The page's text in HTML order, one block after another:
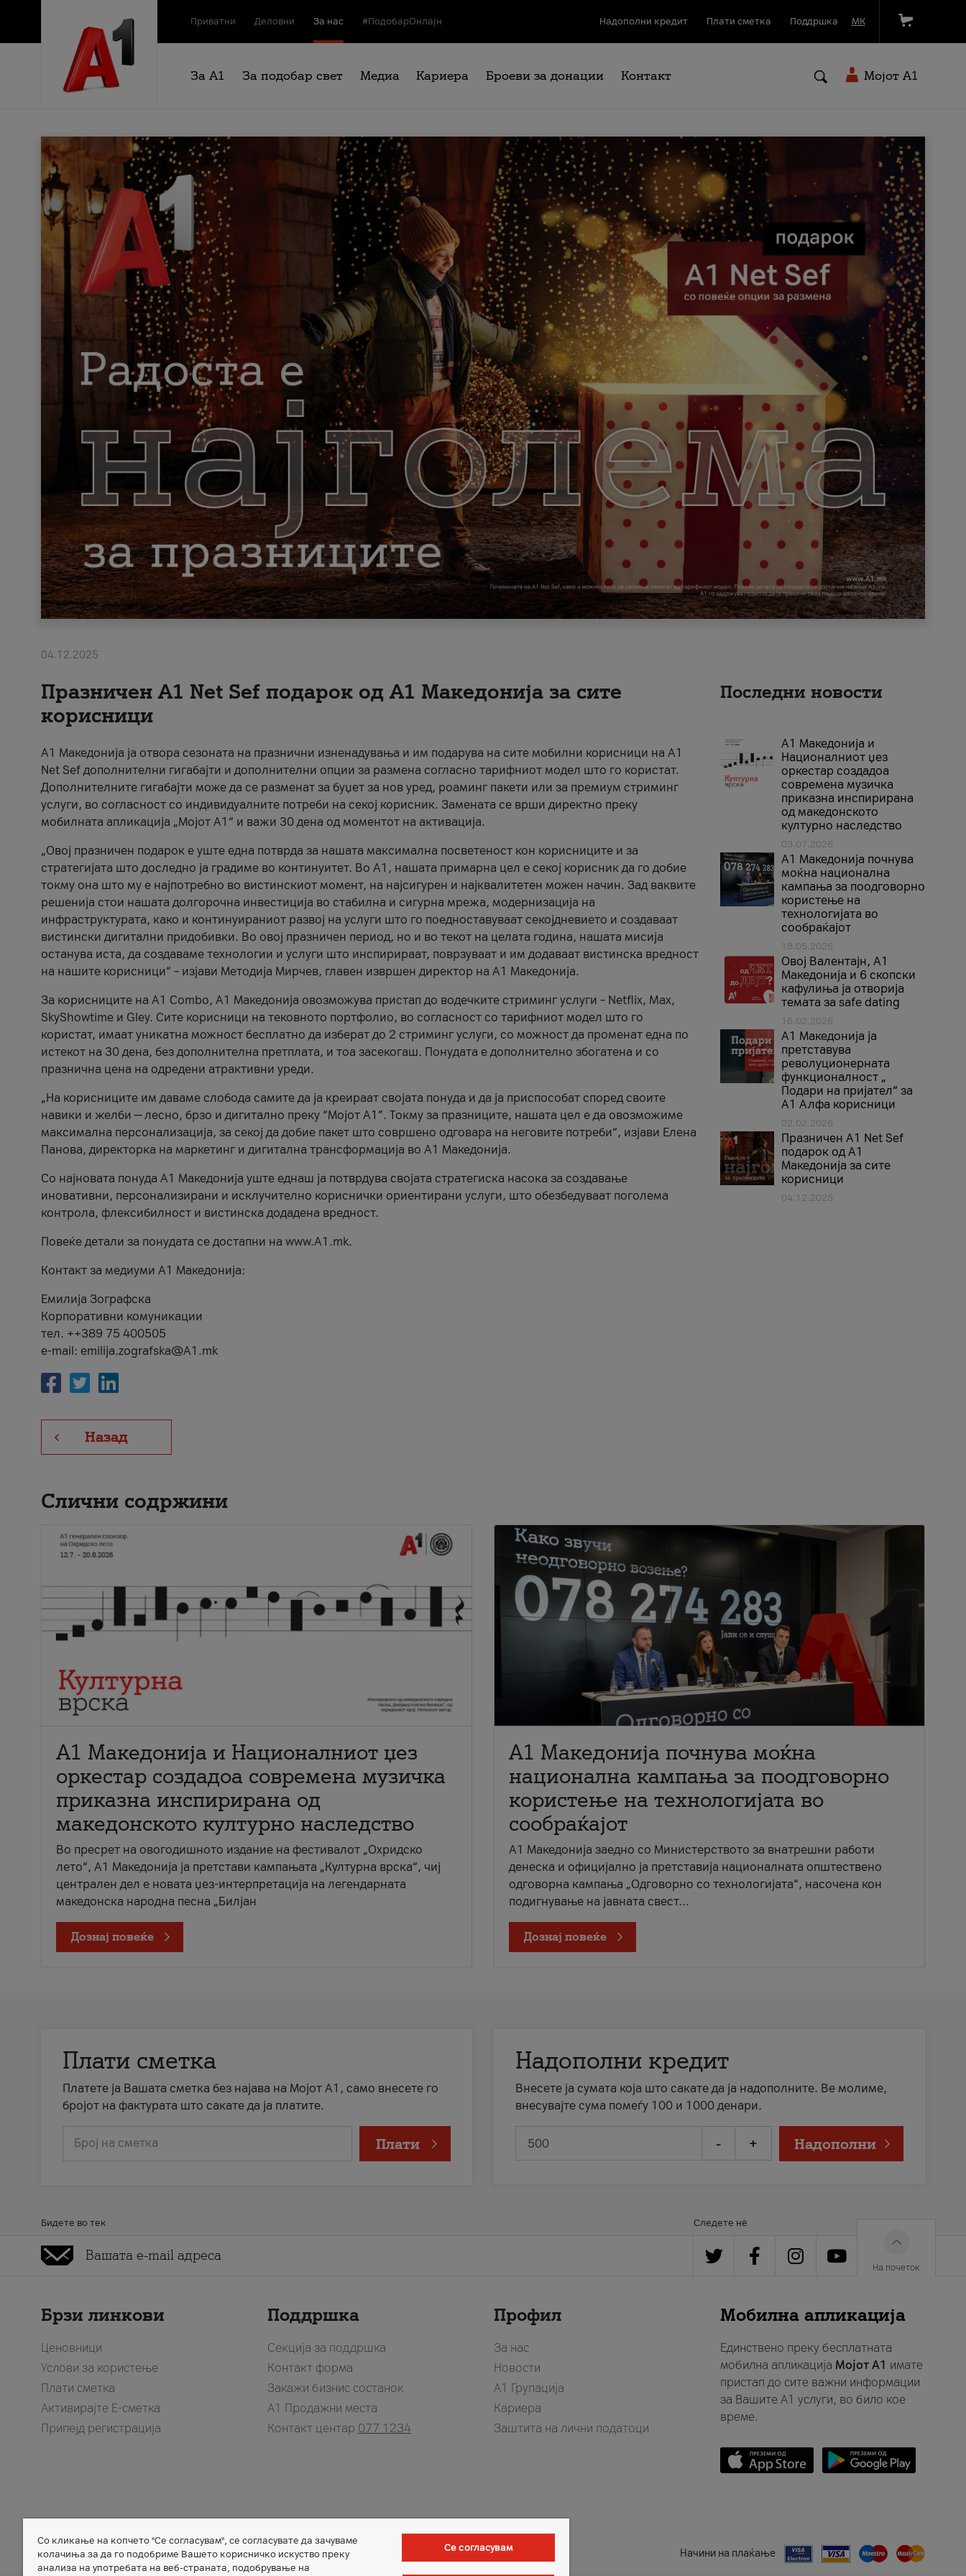
Приватни Деловни За нас #ПодобарОнлајн Надополни кредит Плати сметка Поддршка МК
За А1 За подобар свет Медиа Кариера Броеви за донации Контакт Мојот A1
04.12.2025
Празничен A1 Net Sеf подарок од А1 Македонија за сите
корисници
А1 Македонија ја отвора сезоната на празнични изненадувања и им подарува на сите мобилни корисници на A1
Net Sef дополнителни гигабајти и дополнителни опции за размена согласно тарифниот модел што го користат.
Дополнителните гигабајти може да се разменат за буџет за нов уред, роаминг пакети или за премиум стриминг
услуги, во согласност со индивидуалните потреби на секој корисник. Замената се врши директно преку
мобилната апликација „Мојот А1“ и важи 30 дена од моментот на активација.
„Овој празничен подарок е уште една потврда за нашата максимална посветеност кон корисниците и за
стратегијата што доследно ја градиме во континуитет. Во А1, нашата примарна цел е секој корисник да го добие
токму она што му е најпотребно во вистинскиот момент, на најсигурен и најквалитетен можен начин. Зад ваквите
решенија стои нашата долгорочна инвестиција во стабилна и сигурна мрежа, модернизација на
инфраструктурата, како и континуираниот развој на услуги што го поедноставуваат секојдневието и создаваат
вистински дигитални придобивки. Во овој празничен период, но и во текот на целата година, нашата мисија
останува иста, да создаваме технологии и услуги што инспирираат, поврзуваат и им додаваат вистинска вредност
на нашите корисници“ – изјави Методија Мирчев, главен извршен директор на А1 Македонија.
За корисниците на A1 Combo, А1 Македонија овозможува пристап до водечките стриминг услуги – Netflix, Max,
SkyShowtime и Gley. Сите корисници на тековното портфолио, во согласност со тарифниот модел што го
користат, имаат уникатна можност бесплатно да изберат до 2 стриминг услуги, со можност да променат една по
истекот на 30 дена, без дополнителна претплата, и тоа засекогаш. Понудата е дополнително збогатена и со
празнична цена на одредени атрактивни уреди.
„На корисниците им даваме слобода самите да ја креираат својата понуда и да ја приспособат според своите
навики и желби — лесно, брзо и дигитално преку “Мојот А1”. Токму за празниците, нашата цел е да овозможиме
максимална персонализација, за секој да добие пакет што совршено одговара на неговите потреби“, изјави Елена
Панова, директорка на маркетинг и дигитална трансформација во А1 Македонија.
Со најновата понуда А1 Македонија уште еднаш ја потврдува својата стратегиска насока за создавање
иновативни, персонализирани и исклучително кориснички ориентирани услуги, што обезбедуваат поголема
контрола, флексибилност и вистинска додадена вредност.
Повеќе детали за понудата се достапни на www.А1.mk.
Контакт за медиуми А1 Македонија:
Емилија Зографска
Корпоративни комуникации
тел. ++389 75 400505
e-mail: emilija.zografska@A1.mk
Назад
Последни новости
А1 Македонија и
Националниот џез
оркестар создадоа
современа музичка
приказна инспирирана
од македонското
културно наследство
03.07.2026
A1 Македонија почнува
моќна национална
кампања за поодговорно
користење на
технологијата во
сообраќајот
18.05.2026
Овој Валентајн, A1
Македонија и 6 скопски
кафулиња ја отворија
темата за safe dating
16.02.2026
А1 Македонија ја
претставува
револуционерната
функционалност „
Подари на пријател“ за
А1 Алфа корисници
02.02.2026
Празничен A1 Net Sеf
подарок од А1
Македонија за сите
корисници
04.12.2025
Слични содржини
А1 Македонија и Националниот џез
оркестар создадоа современа музичка
приказна инспирирана од
македонското културно наследство
Во пресрет на овогодишното издание на фестивалот „Охридско
лето“, А1 Македонија ја претстави кампањата „Културна врска“, чиј
централен дел е новата џез-интерпретација на легендарната
македонска народна песна „Билјан
Дознај повеќе
A1 Македонија почнува моќна
национална кампања за поодговорно
користење на технологијата во
сообраќајот
A1 Македонија заедно со Министерството за внатрешни работи
денеска и официјално ја претставија националната општествено
одговорна кампања „Одговорно со технологијата“, насочена кон
подигнување на јавната свест...
Дознај повеќе
Плати сметка
Платете ја Вашата сметка без најава на Мојот А1, само внесете го
бројот на фактурата што сакате да ја платите.
Број на сметка Плати
Надополни кредит
Внесете ја сумата која што сакате да ја надополните. Ве молиме,
внесувајте сума помеѓу 100 и 1000 денари.
- + Надополни
Бидете во тек Следете нè
На почеток
Брзи линкови
Ценовници
Услови за користење
Плати сметка
Активирајте Е-сметка
Припејд регистрација
Поддршка
Секција за поддршка
Контакт форма
Закажи бизнис состанок
A1 Продажни места
Контакт центар 077 1234
Профил
За нас
Новости
А1 Групација
Кариера
Заштита на лични податоци
Мобилна апликација
Единствено преку бесплатната
мобилна апликација Мојот A1 имате
пристап до сите важни информации
за Вашите A1 услуги, во било кое
време.
Member of Начини на плаќање
Со кликање на копчето "Се согласувам", се согласувате да зачуваме
колачиња за да го подобриме Вашето корисничко искуство преку
анализа на употребата на веб-страната, подобрување на
Се согласувам